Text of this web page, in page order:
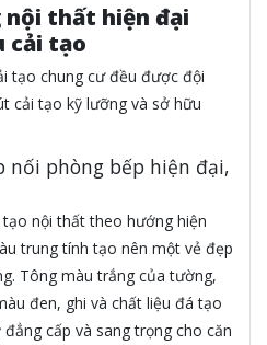
nội thất hiện đại
cải tạo
tạo chung cư đều được đội
cải tạo kỹ lưỡng và sở hữu
nối phòng bếp hiện đại,
nội thất theo hướng hiện
trung tính tạo nên một vẻ đẹp
Tông màu trắng của tường,
đen, ghi và chất liệu đá tạo
cấp và sang trọng cho căn